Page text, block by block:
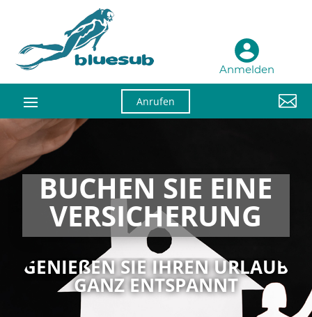
Anmelden
Anrufen 
BUCHEN SIE EINE
VERSICHERUNG
GENIEßEN SIE IHREN URLAUB
GANZ ENTSPANNT